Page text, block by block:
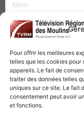
Pour offrir les meilleures
telles que les cookies
appareils. Le fait de
traiter des données telles
uniques sur ce site. Le fait
consentement peut avoir
et fonctions.